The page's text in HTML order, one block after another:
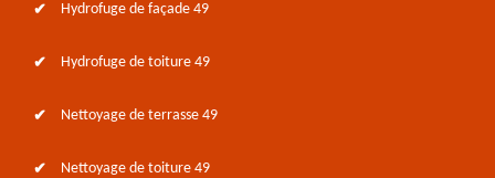
Hydrofuge de façade 49
Hydrofuge de toiture 49
Nettoyage de terrasse 49
Nettoyage de toiture 49